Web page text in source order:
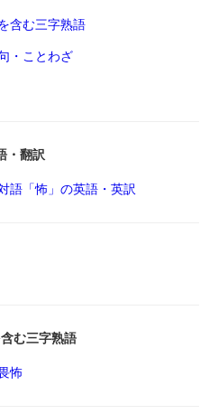
含む三字熟語
・ことわざ
・翻訳
語 「怖」の英語・英訳
含む三字熟語
怖